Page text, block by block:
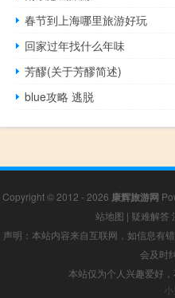
春节到上海哪里旅游好玩
回家过年找什么年味
芳醪(关于芳醪简述)
blue攻略 逃脱
Copyright © 2012 - 2026 康辉旅游网
站地图 | 疑难解答
声明：本站内容来自互联网，如信息有
会及时
本站仅为个人兴趣爱好